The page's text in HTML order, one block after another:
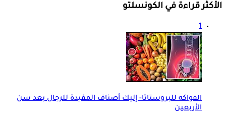
الأكثر قراءة في الكونسلتو
1
الفواكه للبروستاتا- إليك أصناف المفيدة للرجال بعد سن
الأربعين